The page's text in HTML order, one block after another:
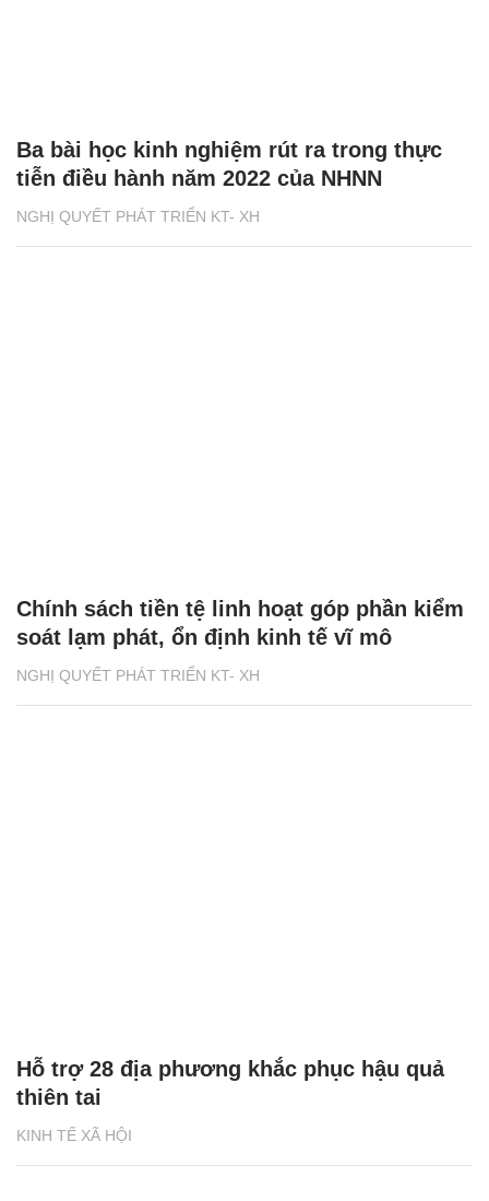
NGHỊ QUYẾT PHÁT TRIỂN KT- XH
Ba bài học kinh nghiệm rút ra trong thực
tiễn điều hành năm 2022 của NHNN
NGHỊ QUYẾT PHÁT TRIỂN KT- XH
Chính sách tiền tệ linh hoạt góp phần kiểm
soát lạm phát, ổn định kinh tế vĩ mô
KINH TẾ XÃ HỘI
Hỗ trợ 28 địa phương khắc phục hậu quả
thiên tai